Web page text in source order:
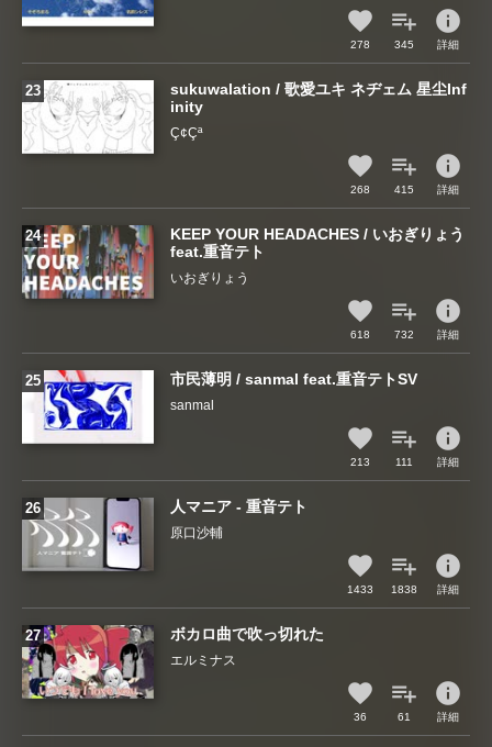
278 345
info
詳細
sukuwalation / 歌愛ユキ ネヂェム 星尘Inf
inity
Ç¢Çª
268 415
info
詳細
KEEP YOUR HEADACHES / いおぎりょう
feat.重音テト
いおぎりょう
618 732
info
詳細
市民薄明 / sanmal feat.重音テトSV
sanmal
213 111
info
詳細
人マニア - 重音テト
原口沙輔
1433 1838
info
詳細
ボカロ曲で吹っ切れた
エルミナス
36 61
info
詳細